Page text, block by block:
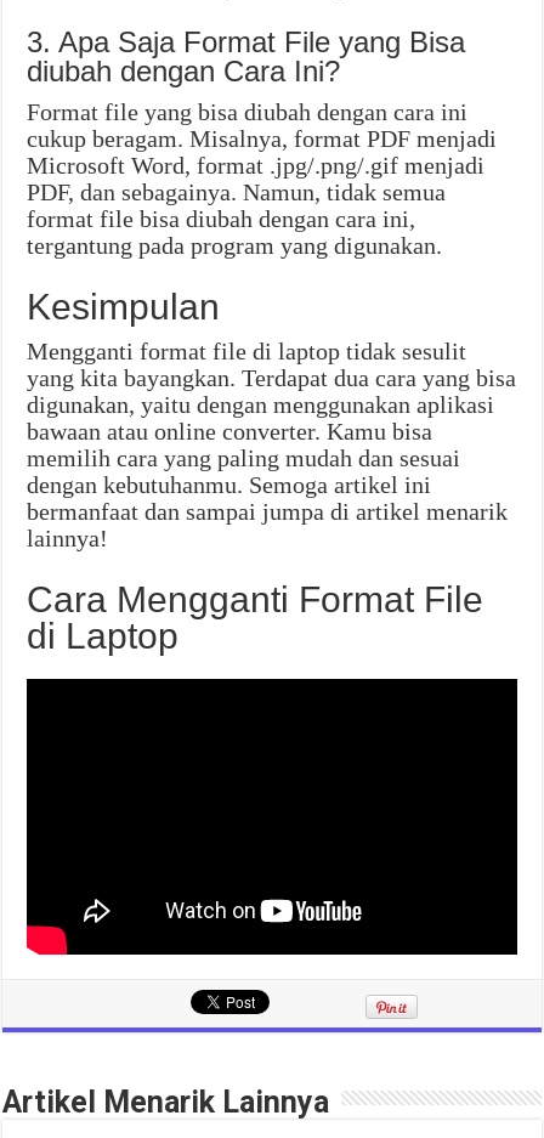
3. Apa Saja Format File yang Bisa
diubah dengan Cara Ini?
Format file yang bisa diubah dengan cara ini
cukup beragam. Misalnya, format PDF menjadi
Microsoft Word, format .jpg/.png/.gif menjadi
PDF, dan sebagainya. Namun, tidak semua
format file bisa diubah dengan cara ini,
tergantung pada program yang digunakan.
Kesimpulan
Mengganti format file di laptop tidak sesulit
yang kita bayangkan. Terdapat dua cara yang bisa
digunakan, yaitu dengan menggunakan aplikasi
bawaan atau online converter. Kamu bisa
memilih cara yang paling mudah dan sesuai
dengan kebutuhanmu. Semoga artikel ini
bermanfaat dan sampai jumpa di artikel menarik
lainnya!
Cara Mengganti Format File
di Laptop
Artikel Menarik Lainnya